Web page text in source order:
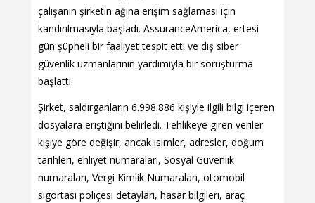
çalışanın şirketin ağına erişim sağlaması için
kandırılmasıyla başladı. AssuranceAmerica, ertesi
gün şüpheli bir faaliyet tespit etti ve dış siber
güvenlik uzmanlarının yardımıyla bir soruşturma
başlattı.
Şirket, saldırganların 6.998.886 kişiyle ilgili bilgi içeren
dosyalara eriştiğini belirledi. Tehlikeye giren veriler
kişiye göre değişir, ancak isimler, adresler, doğum
tarihleri, ehliyet numaraları, Sosyal Güvenlik
numaraları, Vergi Kimlik Numaraları, otomobil
sigortası poliçesi detayları, hasar bilgileri, araç